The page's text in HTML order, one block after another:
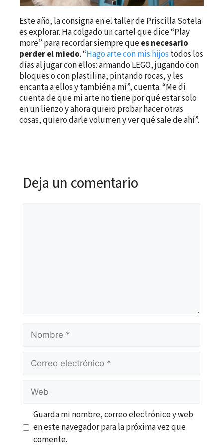
Este año, la consigna en el taller de Priscilla Sotela
es explorar. Ha colgado un cartel que dice “Play
more” para recordar siempre quees necesario
perder el miedo. “Hago arte con mis hijos todos los
días al jugar con ellos: armando LEGO, jugando con
bloques o con plastilina, pintando rocas, y les
encanta a ellos y también a mí”, cuenta. “Me di
cuenta de que mi arte no tiene por qué estar solo
en un lienzo y ahora quiero probar hacer otras
cosas, quiero darle volumen y ver qué sale de ahí”.
Deja un comentario
Nombre
Correo
electrónico
Web
Guarda mi nombre, correo electrónico y web
en este navegador para la próxima vez que
comente.